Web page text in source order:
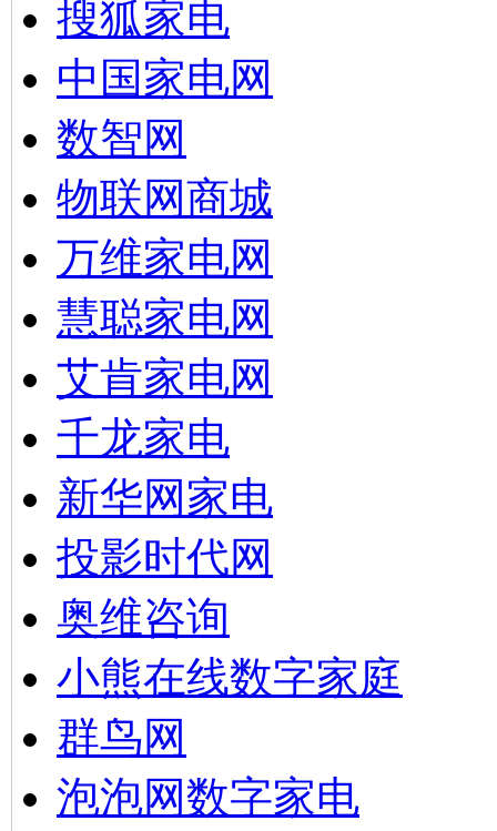
搜狐家电
中国家电网
数智网
物联网商城
万维家电网
慧聪家电网
艾肯家电网
千龙家电
新华网家电
投影时代网
奥维咨询
小熊在线数字家庭
群鸟网
泡泡网数字家电